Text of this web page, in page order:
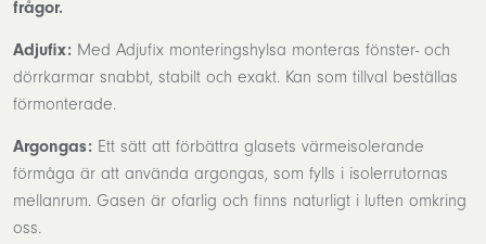
frågor.
Adjufix: Med Adjufix monteringshylsa monteras fönster- och
dörrkarmar snabbt, stabilt och exakt. Kan som tillval beställas
förmonterade.
Argongas: Ett sätt att förbättra glasets värmeisolerande
förmåga är att använda argongas, som fylls i isolerrutornas
mellanrum. Gasen är ofarlig och finns naturligt i luften omkring
oss.